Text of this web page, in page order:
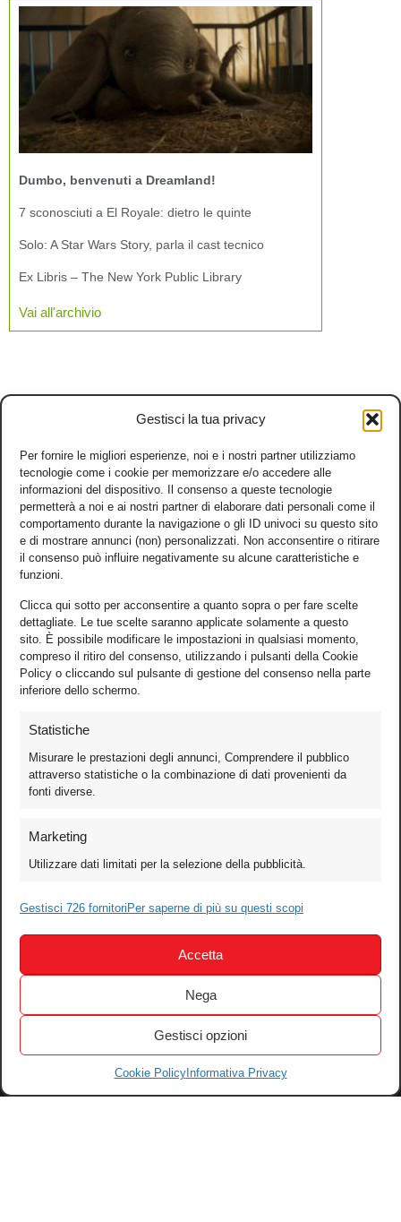
Gestisci la tua privacy
Per fornire le migliori esperienze, noi e i nostri partner utilizziamo
tecnologie come i cookie per memorizzare e/o accedere alle
informazioni del dispositivo. Il consenso a queste tecnologie
permetterà a noi e ai nostri partner di elaborare dati personali come il
comportamento durante la navigazione o gli ID univoci su questo sito
e di mostrare annunci (non) personalizzati. Non acconsentire o ritirare
il consenso può influire negativamente su alcune caratteristiche e
funzioni.
Clicca qui sotto per acconsentire a quanto sopra o per fare scelte
dettagliate. Le tue scelte saranno applicate solamente a questo
sito. È possibile modificare le impostazioni in qualsiasi momento,
compreso il ritiro del consenso, utilizzando i pulsanti della Cookie
Policy o cliccando sul pulsante di gestione del consenso nella parte
inferiore dello schermo.
Statistiche
Misurare le prestazioni degli annunci, Comprendere il pubblico
attraverso statistiche o la combinazione di dati provenienti da
fonti diverse.
Marketing
Utilizzare dati limitati per la selezione della pubblicità.
Gestisci 726 fornitori Per saperne di più su questi scopi
Accetta
Nega
Gestisci opzioni
Cookie PolicyInformativa Privacy
Dumbo, benvenuti a Dreamland!
7 sconosciuti a El Royale: dietro le quinte
Solo: A Star Wars Story, parla il cast tecnico
Ex Libris – The New York Public Library
Vai all'archivio
Games
Test
Audio
Festival & Concorsi
Iscriviti alla newsletter